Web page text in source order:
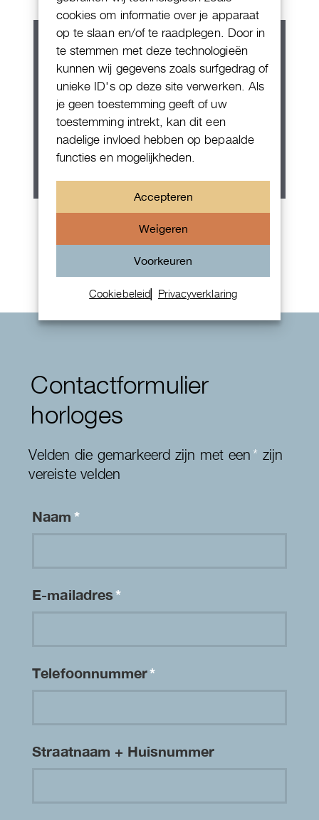
cookies om informatie over je apparaat
op te slaan en/of te raadplegen. Door in
te stemmen met deze technologieën
kunnen wij gegevens zoals surfgedrag of
unieke ID's op deze site verwerken. Als
je geen toestemming geeft of uw
toestemming intrekt, kan dit een
nadelige invloed hebben op bepaalde
functies en mogelijkheden.
Accepteren
Weigeren
Voorkeuren
Cookiebeleid Privacyverklaring
Patek Philippe Annual Calendar
Chornograaf
Contactformulier
horloges
Velden die gemarkeerd zijn met een* zijn
vereiste velden
Naam*
E-mailadres*
Telefoonnummer*
Straatnaam + Huisnummer